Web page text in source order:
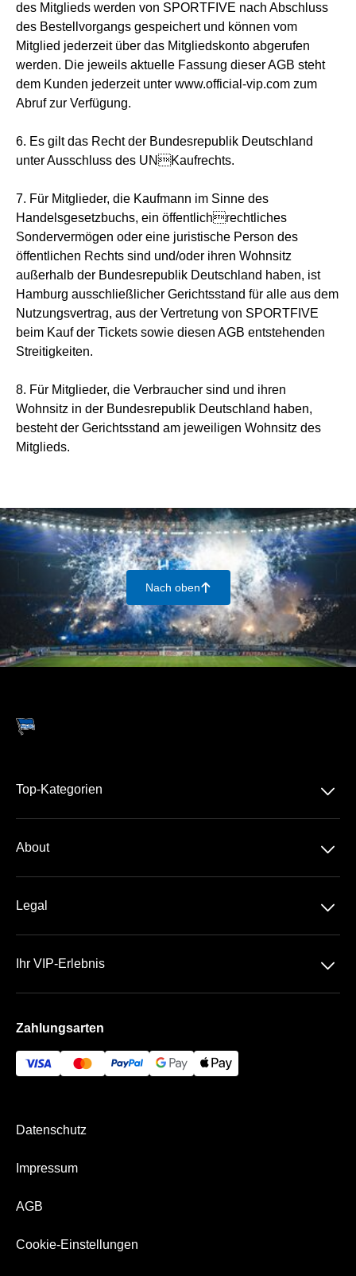
des Mitglieds werden von SPORTFIVE nach Abschluss
des Bestellvorgangs gespeichert und können vom
Mitglied jederzeit über das Mitgliedskonto abgerufen
werden. Die jeweils aktuelle Fassung dieser AGB steht
dem Kunden jederzeit unter www.official-vip.com zum
Abruf zur Verfügung.
6. Es gilt das Recht der Bundesrepublik Deutschland
unter Ausschluss des UNKaufrechts.
7. Für Mitglieder, die Kaufmann im Sinne des
Handelsgesetzbuchs, ein öffentlichrechtliches
Sondervermögen oder eine juristische Person des
öffentlichen Rechts sind und/oder ihren Wohnsitz
außerhalb der Bundesrepublik Deutschland haben, ist
Hamburg ausschließlicher Gerichtsstand für alle aus dem
Nutzungsvertrag, aus der Vertretung von SPORTFIVE
beim Kauf der Tickets sowie diesen AGB entstehenden
Streitigkeiten.
8. Für Mitglieder, die Verbraucher sind und ihren
Wohnsitz in der Bundesrepublik Deutschland haben,
besteht der Gerichtsstand am jeweiligen Wohnsitz des
Mitglieds.
Nach oben􀄨
Top-Kategorien 􀆈
DFB-Pokal
About 􀆈
Team
Legal 􀆈
Ihr VIP-Erlebnis 􀆈
Hertha BSC Business App
Zahlungsarten
Datenschutz
Impressum
AGB
Cookie-Einstellungen